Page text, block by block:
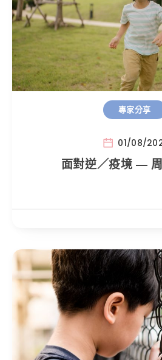
專家分享
01/08/
面對逆／疫境 —